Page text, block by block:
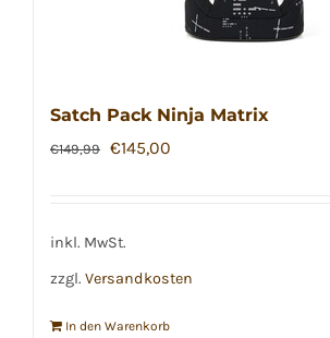
Satch Pack Ninja Matrix
€149,99 Ursprünglicher
€149,99
€145,00
inkl. MwSt.
zzgl. Versandkosten
In den Warenkorb